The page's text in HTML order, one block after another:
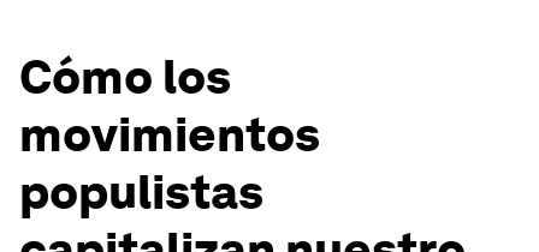
Cómo los
movimientos
populistas